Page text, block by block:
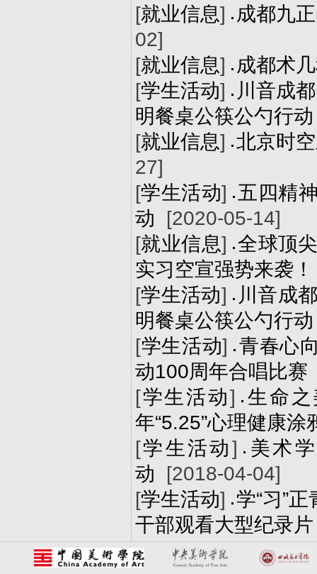
[就业信息]
成都九
02]
[就业信息]
成都术
[学生活动]
川音成
明餐桌公筷公勺行动
[就业信息] 北京时
27]
[学生活动] 五四精
动 [2020-05-14]
[就业信息] 全球顶
实习空宣强势来袭！
[学生活动]
川音成
明餐桌公筷公勺行动
[学生活动] 青春心
动100周年合唱比赛
[学生活动]
生命
年“5.25”心理健康涂
[学生活动]
美术
动 [2018-04-04]
[学生活动] 学“习”
干部观看大型纪录